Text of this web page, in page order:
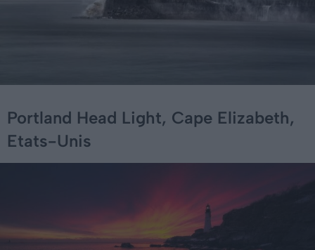
Portland Head Light, Cape Elizabeth,
Etats-Unis